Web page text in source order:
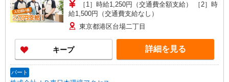
［1］時給1,250円（交通費全額支給） ［2］時
給1,500円（交通費支給なし）
東京都港区台場二丁目
キープ 詳細を見る
パート